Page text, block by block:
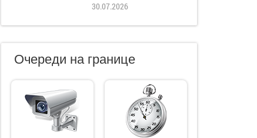
30.07.2026
Очереди на границе